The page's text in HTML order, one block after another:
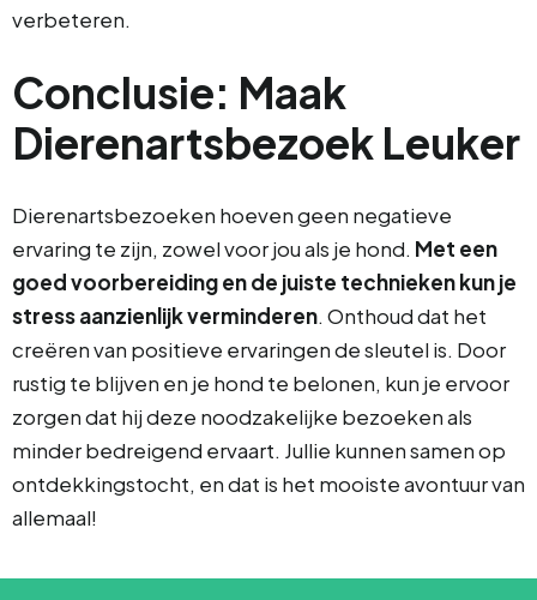
verbeteren.
Conclusie: Maak
Dierenartsbezoek Leuker
Dierenartsbezoeken hoeven geen negatieve
ervaring te zijn, zowel voor jou als je hond. Met een
goed voorbereiding en de juiste technieken kun je
stress aanzienlijk verminderen. Onthoud dat het
creëren van positieve ervaringen de sleutel is. Door
rustig te blijven en je hond te belonen, kun je ervoor
zorgen dat hij deze noodzakelijke bezoeken als
minder bedreigend ervaart. Jullie kunnen samen op
ontdekkingstocht, en dat is het mooiste avontuur van
allemaal!